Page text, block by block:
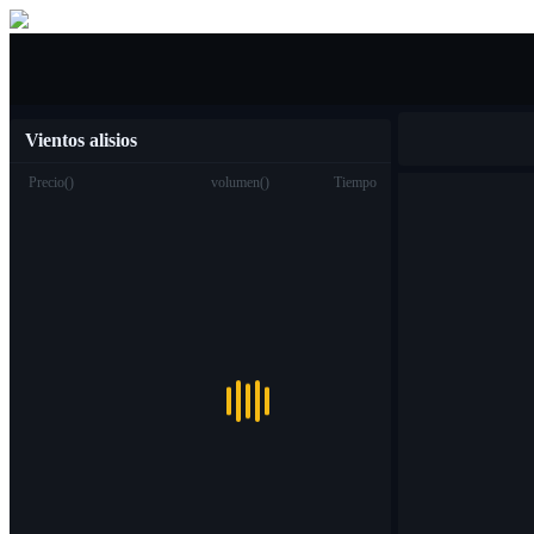
Vientos alisios
Precio() volumen() Tiempo